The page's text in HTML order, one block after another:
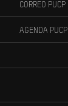
CORREO PUCP
AGENDA PUCP